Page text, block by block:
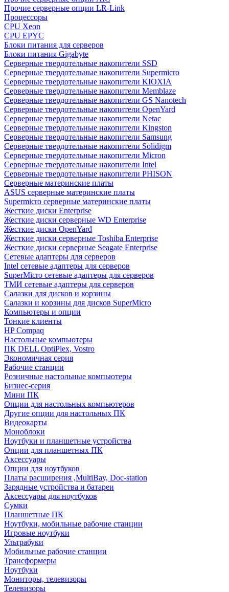
Прочие серверные опции LR-Link
Процессоры
CPU Xeon
CPU EPYC
Блоки питания для серверов
Блоки питания Gigabyte
Серверные твердотельные накопители SSD
Cерверные твердотельные накопители Supermicro
Cерверные твердотельные накопители KIOXIA
Cерверные твердотельные накопители Memblaze
Cерверные твердотельные накопители GS Nanotech
Серверные твердотельные накопители OpenYard
Серверные твердотельные накопители Netac
Cерверные твердотельные накопители Kingston
Cерверные твердотельные накопители Samsung
Cерверные твердотельные накопители Solidigm
Cерверные твердотельные накопители Micron
Cерверные твердотельные накопители Intel
Cерверные твердотельные накопители PHISON
Серверные материнские платы
ASUS серверные материнские платы
Supermicro серверные материнские платы
Жесткие диски Enterprise
Жесткие диски серверные WD Enterprise
Жесткие диски OpenYard
Жесткие диски серверные Toshiba Enterprise
Жесткие диски серверные Seagate Enterprise
Сетевые адаптеры для серверов
Intel сетевые адаптеры для серверов
SuperMicro сетевые адаптеры для серверов
ТМИ сетевые адаптеры для серверов
Салазки для дисков и корзины
Салазки и корзины для дисков SuperMicro
Компьютеры и опции
Тонкие клиенты
HP Compaq
Настольные компьютеры
ПК DELL OptiPlex, Vostro
Экономичная серия
Рабочие станции
Розничные настольные компьютеры
Бизнес-серия
Мини ПК
Опции для настольных компьютеров
Другие опции для настольных ПК
Видеокарты
Моноблоки
Ноутбуки и планшетные устройства
Опции для планшетных ПК
Аксессуары
Опции для ноутбуков
Платы расширения ,MultiBay, Doc-station
Зарядные устройства и батареи
Аксессуары для ноутбуков
Сумки
Планшетные ПК
Ноутбуки, мобильные рабочие станции
Игровые ноутбуки
Ультрабуки
Мобильные рабочие станции
Трансформеры
Ноутбуки
Мониторы, телевизоры
Телевизоры